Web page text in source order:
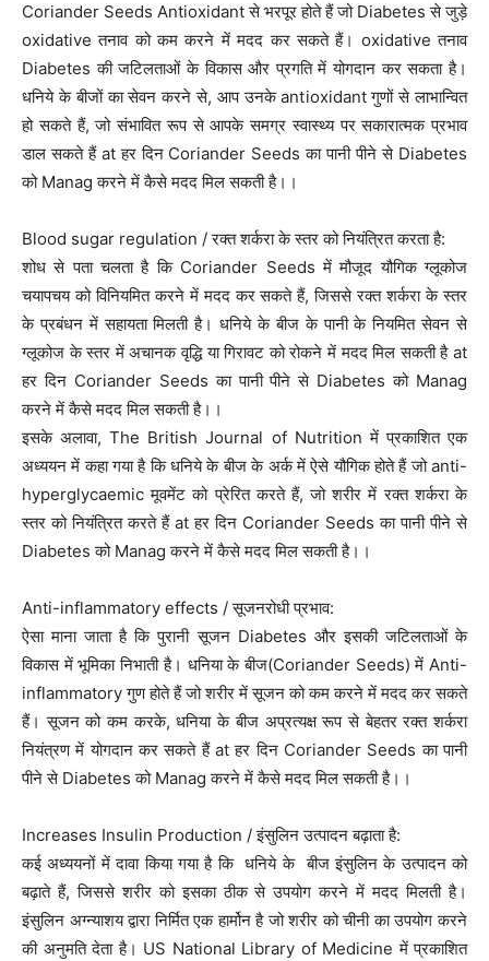
Coriander Seeds Antioxidant से भरपूर होते हैं जो Diabetes से जुड़े
oxidative तनाव को कम करने में मदद कर सकते हैं। oxidative तनाव
Diabetes की जटिलताओं के विकास और प्रगति में योगदान कर सकता है।
धनिये के बीजों का सेवन करने से, आप उनके antioxidant गुणों से लाभान्वित
हो सकते हैं, जो संभावित रूप से आपके समग्र स्वास्थ्य पर सकारात्मक प्रभाव
डाल सकते हैं at हर दिन Coriander Seeds का पानी पीने से Diabetes
को Manag करने में कैसे मदद मिल सकती है।।
Blood sugar regulation / रक्त शर्करा के स्तर को नियंत्रित करता है:
शोध से पता चलता है कि Coriander Seeds में मौजूद यौगिक ग्लूकोज
चयापचय को विनियमित करने में मदद कर सकते हैं, जिससे रक्त शर्करा के स्तर
के प्रबंधन में सहायता मिलती है। धनिये के बीज के पानी के नियमित सेवन से
ग्लूकोज के स्तर में अचानक वृद्धि या गिरावट को रोकने में मदद मिल सकती है at
हर दिन Coriander Seeds का पानी पीने से Diabetes को Manag
करने में कैसे मदद मिल सकती है।।
इसके अलावा, The British Journal of Nutrition में प्रकाशित एक
अध्ययन में कहा गया है कि धनिये के बीज के अर्क में ऐसे यौगिक होते हैं जो anti-
hyperglycaemic मूवमेंट को प्रेरित करते हैं, जो शरीर में रक्त शर्करा के
स्तर को नियंत्रित करते हैं at हर दिन Coriander Seeds का पानी पीने से
Diabetes को Manag करने में कैसे मदद मिल सकती है।।
Anti-inflammatory effects / सूजनरोधी प्रभाव:
ऐसा माना जाता है कि पुरानी सूजन Diabetes और इसकी जटिलताओं के
विकास में भूमिका निभाती है। धनिया के बीज(Coriander Seeds) में Anti-
inflammatory गुण होते हैं जो शरीर में सूजन को कम करने में मदद कर सकते
हैं। सूजन को कम करके, धनिया के बीज अप्रत्यक्ष रूप से बेहतर रक्त शर्करा
नियंत्रण में योगदान कर सकते हैं at हर दिन Coriander Seeds का पानी
पीने से Diabetes को Manag करने में कैसे मदद मिल सकती है।।
Increases Insulin Production / इंसुलिन उत्पादन बढ़ाता है:
कई अध्ययनों में दावा किया गया है कि धनिये के बीज इंसुलिन के उत्पादन को
बढ़ाते हैं, जिससे शरीर को इसका ठीक से उपयोग करने में मदद मिलती है।
इंसुलिन अग्न्याशय द्वारा निर्मित एक हार्मोन है जो शरीर को चीनी का उपयोग करने
की अनुमति देता है। US National Library of Medicine में प्रकाशित